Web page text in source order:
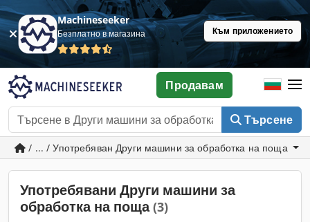
Machineseeker
Безплатно в магазина Към приложението
Търсене
Продавам
/ ... / Употребяван Други машини за обработка на поща
Употребявани Други машини за
обработка на поща(3)